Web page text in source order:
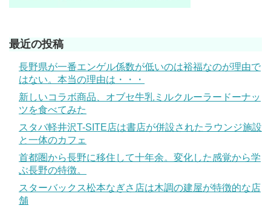
最近の投稿
長野県が一番エンゲル係数が低いのは裕福なのが理由で
はない。本当の理由は・・・
新しいコラボ商品、オブセ牛乳ミルクルーラードーナッ
ツを食べてみた
スタバ軽井沢T-SITE店は書店が併設されたラウンジ施設
と一体のカフェ
首都圏から長野に移住して十年余。変化した感覚から学
ぶ長野の特徴。
スターバックス松本なぎさ店は木調の建屋が特徴的な店
舗